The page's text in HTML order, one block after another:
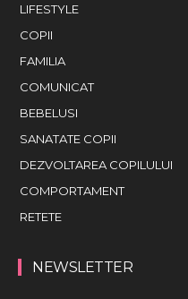
LIFESTYLE
COPII
FAMILIA
COMUNICAT
BEBELUSI
SANATATE COPII
DEZVOLTAREA COPILULUI
COMPORTAMENT
RETETE
NEWSLETTER